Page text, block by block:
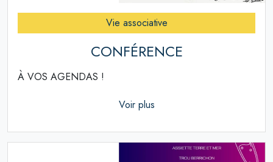
Vie associative
CONFÉRENCE
À VOS AGENDAS !
Voir plus